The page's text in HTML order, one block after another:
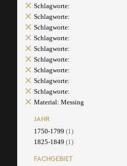
Schlagworte:
Schlagworte:
Schlagworte:
Schlagworte:
Schlagworte:
Schlagworte:
Schlagworte:
Schlagworte:
Schlagworte:
Material: Messing
JAHR
1750-1799 (1)
1825-1849 (1)
FACHGEBIET